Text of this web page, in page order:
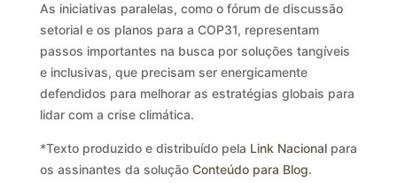
As iniciativas paralelas, como o fórum de discussão
setorial e os planos para a COP31, representam
passos importantes na busca por soluções tangíveis
e inclusivas, que precisam ser energicamente
defendidos para melhorar as estratégias globais para
lidar com a crise climática.
*Texto produzido e distribuído pela Link Nacionalpara
os assinantes da solução Conteúdo para Blog.